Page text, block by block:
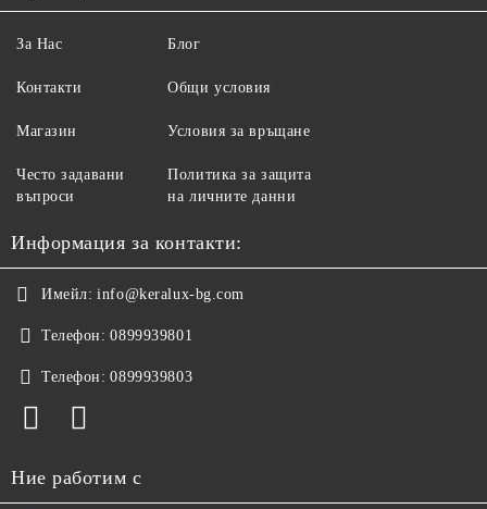
За Нас
Контакти
Магазин
Често задавани
въпроси
Блог
Общи условия
Условия за връщане
Политика за защита
на личните данни
Информация за контакти:
Имейл: info@keralux-bg.com
Телефон: 0899939801
Телефон: 0899939803
Ние работим с